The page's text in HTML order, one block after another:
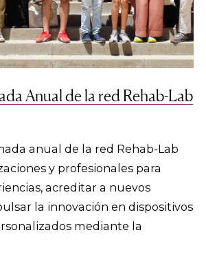
Anual de la red Rehab-Lab
anual de la red Rehab-Lab
y profesionales para
acreditar a nuevos
la innovación en dispositivos
mediante la